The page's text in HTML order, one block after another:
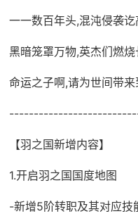
一一数百年头,混沌侵袭讫
黑暗笼罩万物,英杰们燃
命运之子啊,请为世间带来
【羽之国新增内容】
1.开启羽之国国度地图
-新增5阶转职及其对应技